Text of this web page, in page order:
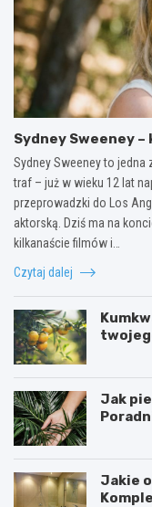
Sydney Sweeney
Sydney Sweeney to jedna
traf – już w wieku 12 lat
przeprowadzki do Los
aktorską. Dziś ma na
kilkanaście filmów i…
Czytaj dalej
Jak
Jakie